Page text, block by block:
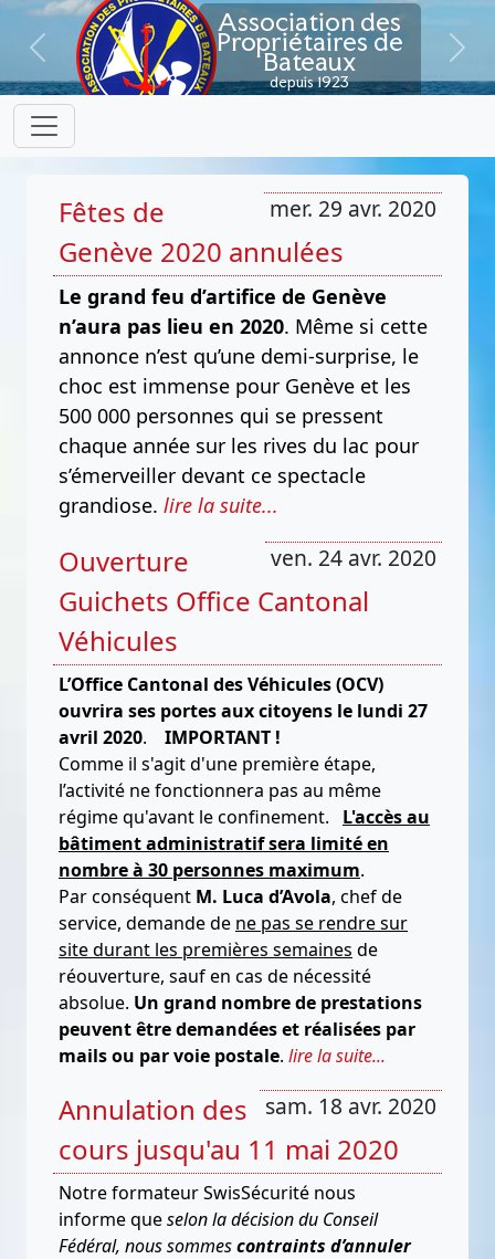
Association des
Propriétaires de
Bateaux
depuis 1923
Previous Next
mer. 29 avr. 2020
Fêtes de
Genève 2020 annulées
Le grand feu d’artifice de Genève
n’aura pas lieu en 2020. Même si cette
annonce n’est qu’une demi-surprise, le
choc est immense pour Genève et les
500 000 personnes qui se pressent
chaque année sur les rives du lac pour
s’émerveiller devant ce spectacle
grandiose. lire la suite...
ven. 24 avr. 2020
Ouverture
Guichets Office Cantonal
Véhicules
L’Office Cantonal des Véhicules (OCV)
ouvrira ses portes aux citoyens le lundi 27
avril 2020. IMPORTANT !
Comme il s'agit d'une première étape,
l’activité ne fonctionnera pas au même
régime qu'avant le confinement.
L'accès au
bâtiment administratif sera limité en
nombre à 30 personnes maximum.
Par conséquent M. Luca d’Avola, chef de
service, demande de ne pas se rendre sur
site durant les premières semaines de
réouverture, sauf en cas de nécessité
absolue. Un grand nombre de prestations
peuvent être demandées et réalisées par
mails ou par voie postale. lire la suite...
sam. 18 avr. 2020
Annulation des
cours jusqu'au 11 mai 2020
Notre formateur SwisSécurité nous
informe queselon la décision du Conseil
Fédéral, nous sommescontraints d’annuler